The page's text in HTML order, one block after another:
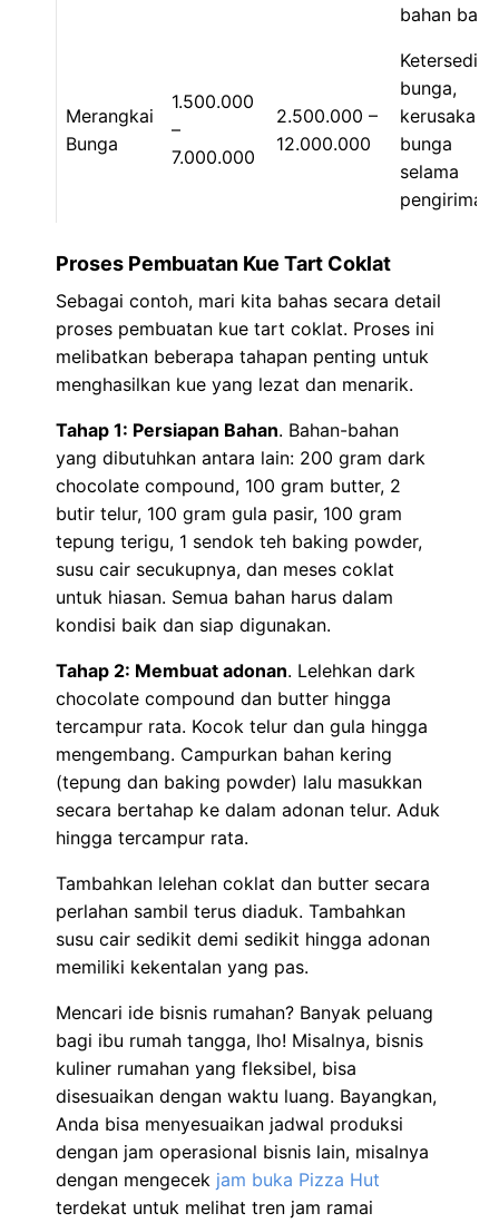
bahan baku
Merangkai
Bunga
1.500.000
–
7.000.000
2.500.000 –
12.000.000
bunga,
kerusakan
bunga
selama
pengiriman
Proses Pembuatan Kue Tart Coklat
Sebagai contoh, mari kita bahas secara detail
proses pembuatan kue tart coklat. Proses ini
melibatkan beberapa tahapan penting untuk
menghasilkan kue yang lezat dan menarik.
Tahap 1: Persiapan Bahan. Bahan-bahan
yang dibutuhkan antara lain: 200 gram dark
chocolate compound, 100 gram butter, 2
butir telur, 100 gram gula pasir, 100 gram
tepung terigu, 1 sendok teh baking powder,
susu cair secukupnya, dan meses coklat
untuk hiasan. Semua bahan harus dalam
kondisi baik dan siap digunakan.
Tahap 2: Membuat adonan. Lelehkan dark
chocolate compound dan butter hingga
tercampur rata. Kocok telur dan gula hingga
mengembang. Campurkan bahan kering
(tepung dan baking powder) lalu masukkan
secara bertahap ke dalam adonan telur. Aduk
hingga tercampur rata.
Tambahkan lelehan coklat dan butter secara
perlahan sambil terus diaduk. Tambahkan
susu cair sedikit demi sedikit hingga adonan
memiliki kekentalan yang pas.
Mencari ide bisnis rumahan? Banyak peluang
bagi ibu rumah tangga, lho! Misalnya, bisnis
kuliner rumahan yang fleksibel, bisa
disesuaikan dengan waktu luang. Bayangkan,
Anda bisa menyesuaikan jadwal produksi
dengan jam operasional bisnis lain, misalnya
dengan mengecek jam buka Pizza Hut
terdekat untuk melihat tren jam ramai